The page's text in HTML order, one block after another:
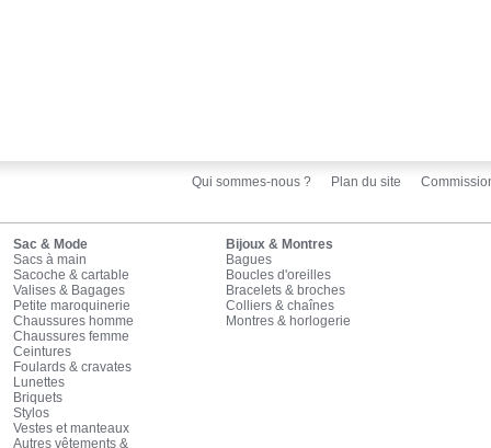
Qui sommes-nous ? Plan du site
Sac & Mode
Sacs à main
Sacoche & cartable
Valises & Bagages
Petite maroquinerie
Chaussures homme
Chaussures femme
Ceintures
Foulards & cravates
Lunettes
Briquets
Stylos
Vestes et manteaux
Autres vêtements &
Bijoux & Montres
Bagues
Boucles d'oreilles
Bracelets & broches
Colliers & chaînes
Montres & horlogerie